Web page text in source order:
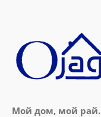
Мой дом, мой рай.